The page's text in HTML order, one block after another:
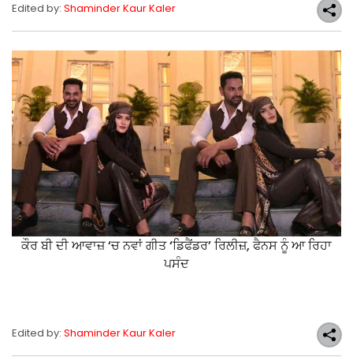
Edited by: Shaminder Kaur Kaler
ਕੌਰ ਬੀ ਦੀ ਆਵਾਜ਼ ‘ਚ ਨਵਾਂ ਗੀਤ ‘ਡਿਫੈਂਡਰ’ ਰਿਲੀਜ਼, ਫੈਨਸ ਨੂੰ ਆ ਰਿਹਾ
ਪਸੰਦ
Edited by: Shaminder Kaur Kaler